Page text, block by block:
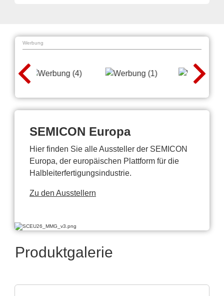
Werbung
SEMICON Europa
Hier finden Sie alle Aussteller der SEMICON
Europa, der europäischen Plattform für die
Halbleiterfertigungsindustrie.
Zu den Ausstellern
Produktgalerie